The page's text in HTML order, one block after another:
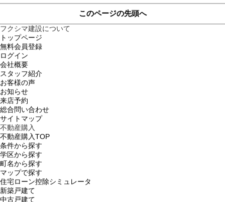
このページの先頭へ
フクシマ建設について
トップページ
無料会員登録
ログイン
会社概要
スタッフ紹介
お客様の声
お知らせ
来店予約
総合問い合わせ
サイトマップ
不動産購入
不動産購入TOP
条件から探す
学区から探す
町名から探す
マップで探す
住宅ローン控除シミュレータ
新築戸建て
中古戸建て